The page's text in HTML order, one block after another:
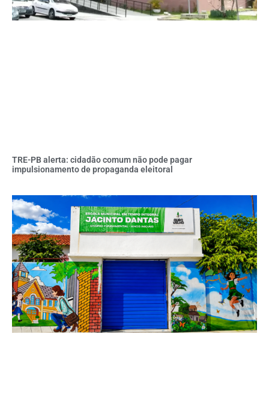
TRE-PB alerta: cidadão comum não pode pagar
impulsionamento de propaganda eleitoral